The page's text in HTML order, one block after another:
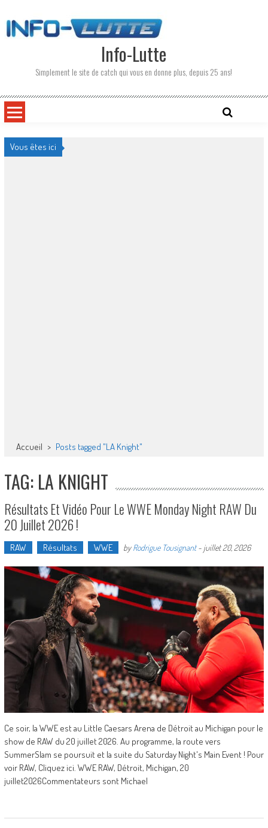
to
content
Info-Lutte
Simplement le site de catch qui vous en donne plus, depuis 25 ans!
Vous êtes ici
Accueil > Posts tagged "LA Knight"
TAG: LA KNIGHT
Résultats Et Vidéo Pour Le WWE Monday Night RAW Du
20 Juillet 2026 !
RAW Résultats WWE byRodrigue Tousignant- juillet 20, 2026
Ce soir, la WWE est au Little Caesars Arena de Détroit au Michigan pour le
show de RAW du 20 juillet 2026. Au programme, la route vers
SummerSlam se poursuit et la suite du Saturday Night's Main Event ! Pour
voir RAW, Cliquez ici. WWE RAW, Détroit, Michigan, 20
juillet2026Commentateurs sont Michael